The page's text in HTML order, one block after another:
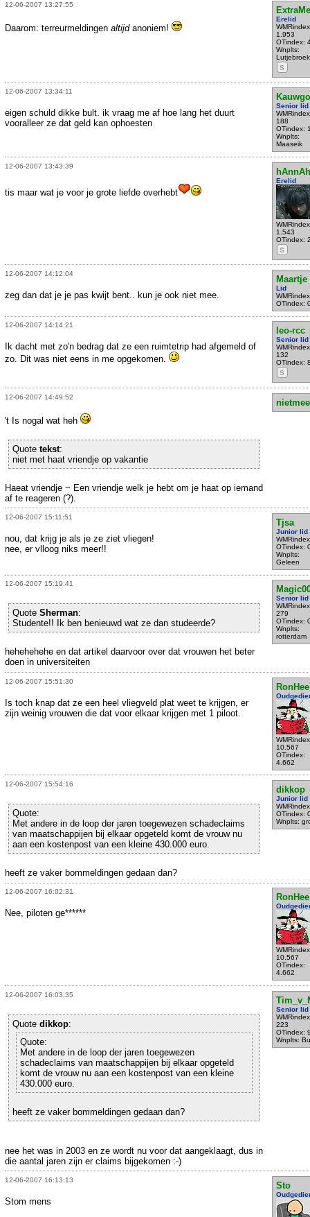
12-06-2007 13:27:55
Erelid
1.953
OTindex:
Wnplts:
Lutjebroek
S
Daarom: terreurmeldingen altijdanoniem!
12-06-2007 13:34:11
Senior lid
188
OTindex:
Wnplts:
Maaseik
eigen schuld dikke bult. ik vraag me af hoe lang het duurt
vooralleer ze dat geld kan ophoesten
12-06-2007 13:43:39
hAnnAh
Erelid
1.543
OTindex:
S
tis maar wat je voor je grote liefde overhebt
12-06-2007 14:12:04
Maartje
Lid
OTindex:
zeg dan dat je je pas kwijt bent.. kun je ook niet mee.
12-06-2007 14:14:21
leo-rcc
Senior lid
132
OTindex:
S
Ik dacht met zo'n bedrag dat ze een ruimtetrip had afgemeld of
zo. Dit was niet eens in me opgekomen.
12-06-2007 14:49:52
't Is nogal wat heh
Quote tekst:
niet met haat vriendje op vakantie
Haeat vriendje ~ Een vriendje welk je hebt om je haat op iemand
af te reageren (?).
12-06-2007 15:11:51
Tjsa
Junior lid
OTindex:
Wnplts:
Geleen
nou, dat krijg je als je ze ziet vliegen!
nee, er vlloog niks meer!!
12-06-2007 15:19:41
Senior lid
279
OTindex:
Wnplts:
rotterdam
Quote Sherman:
Studente!! Ik ben benieuwd wat ze dan studeerde?
hehehehehe en dat artikel daarvoor over dat vrouwen het beter
doen in universiteiten
12-06-2007 15:51:30
RonHee
10.567
OTindex:
4.662
Is toch knap dat ze een heel vliegveld plat weet te krijgen, er
zijn weinig vrouwen die dat voor elkaar krijgen met 1 piloot.
12-06-2007 15:54:16
dikkop
Junior lid
OTindex:
Wnplts:
Quote:
Met andere in de loop der jaren toegewezen schadeclaims
van maatschappijen bij elkaar opgeteld komt de vrouw nu
aan een kostenpost van een kleine 430.000 euro.
heeft ze vaker bommeldingen gedaan dan?
12-06-2007 16:02:31
RonHee
10.567
OTindex:
4.662
Nee, piloten ge******
12-06-2007 16:03:35
Senior lid
223
OTindex:
Wnplts:
Quote dikkop:
Quote:
Met andere in de loop der jaren toegewezen
schadeclaims van maatschappijen bij elkaar opgeteld
komt de vrouw nu aan een kostenpost van een kleine
430.000 euro.
heeft ze vaker bommeldingen gedaan dan?
nee het was in 2003 en ze wordt nu voor dat aangeklaagt, dus in
die aantal jaren zijn er claims bijgekomen :-)
12-06-2007 16:13:13
Sto
Stom mens